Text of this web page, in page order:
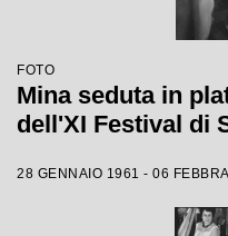
FOTO
Mina seduta in
dell'XI Festival di
28 GENNAIO 1961 - 06